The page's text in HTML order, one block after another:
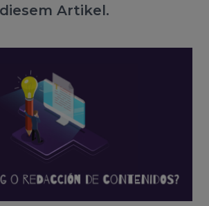
diesem Artikel.